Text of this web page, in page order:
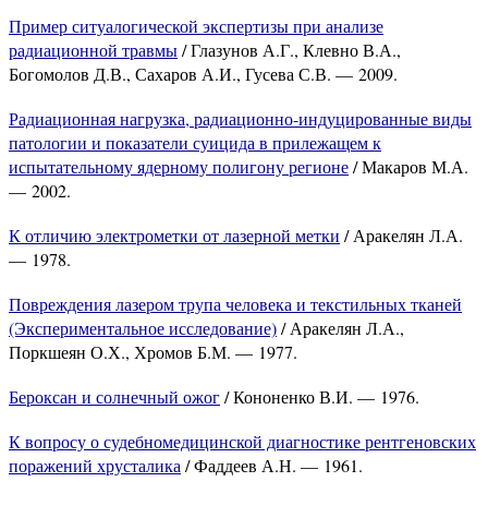
Пример ситуалогической экспертизы при анализе
радиационной травмы/ Глазунов А.Г., Клевно В.А.,
Богомолов Д.В., Сахаров А.И., Гусева С.В. — 2009.
Радиационная нагрузка, радиационно-индуцированные виды
патологии и показатели суицида в прилежащем к
испытательному ядерному полигону регионе/ Макаров М.А.
— 2002.
К отличию электрометки от лазерной метки / Аракелян Л.А.
— 1978.
Повреждения лазером трупа человека и текстильных тканей
(Экспериментальное исследование)/ Аракелян Л.А.,
Поркшеян О.Х., Хромов Б.М. — 1977.
Бероксан и солнечный ожог/ Кононенко В.И. — 1976.
К вопросу о судебномедицинской диагностике рентгеновских
поражений хрусталика / Фаддеев А.Н. — 1961.